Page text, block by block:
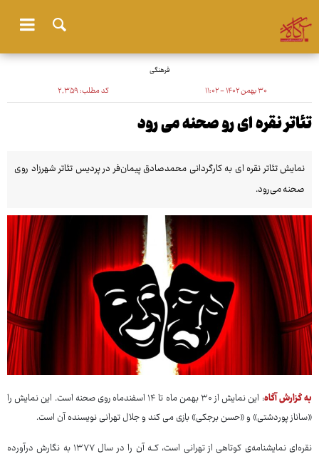
فرهنگی
۳۰ بهمن ۱۴۰۲ - ۱۱:۰۲ کد مطلب:۲٬۳۵۹
تئاتر نقره ای رو صحنه می رود
نمایش تئاتر نقره ای به کارگردانی محمدصادق پیمان‌فر در پردیس تئاتر شهرزاد روی
صحنه می‌رود.
به گزارش آگاه
: این نمایش از ۳۰ بهمن ماه تا ۱۴ اسفندماه روی صحنه است. این نمایش را
«ساناز پوردشتی» و «حسن برجکی» بازی می کند و جلال تهرانی نویسنده آن است.
نقره‌ای نمایشنامه‌ی کوتاهی از تهرانی است، کــه آن را در سال ۱۳۷۷ به نگارش درآورده